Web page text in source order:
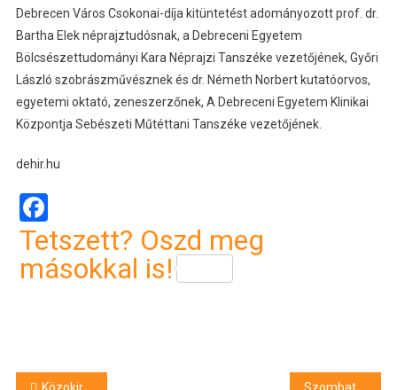
Debrecen Város Csokonai-díja kitüntetést adományozott prof. dr.
Bartha Elek néprajztudósnak, a Debreceni Egyetem
Bölcsészettudományi Kara Néprajzi Tanszéke vezetőjének, Győri
László szobrászművésznek és dr. Németh Norbert kutatóorvos,
egyetemi oktató, zeneszerzőnek, A Debreceni Egyetem Klinikai
Központja Sebészeti Műtéttani Tanszéke vezetőjének.
dehir.hu
Facebook
Tetszett? Oszd meg
másokkal is!
Közokirathamisítás miatt körözték